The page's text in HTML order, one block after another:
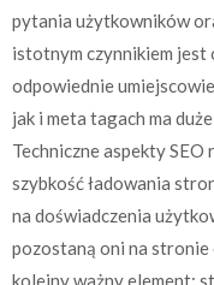
pytania użytkowników
istotnym czynnikiem jest
odpowiednie
jak i meta tagach ma
Techniczne aspekty
szybkość ładowania
na doświadczenia
pozostaną oni na stronie
kolejny ważny element;